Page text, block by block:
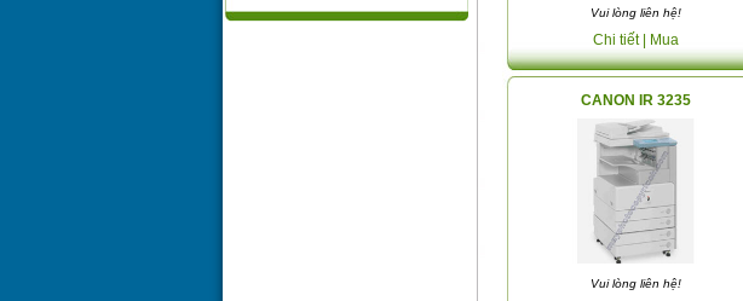
Vui lòng liên hệ!
Chi tiết | Mua
CANON IR 3235
Vui lòng liên hệ!